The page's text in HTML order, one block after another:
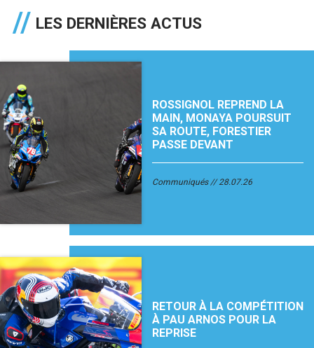
LES DERNIÈRES ACTUS
ROSSIGNOL REPREND LA
MAIN, MONAYA POURSUIT
SA ROUTE, FORESTIER
PASSE DEVANT
Communiqués 28.07.26
RETOUR À LA COMPÉTITION
À PAU ARNOS POUR LA
REPRISE